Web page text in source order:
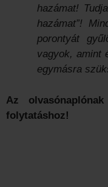
hazámat!
hazámat”!
porontyát
vagyok, amint
egymásra
Az
folytatáshoz!